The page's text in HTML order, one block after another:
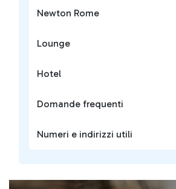
Newton Rome
Lounge
Hotel
Domande frequenti
Numeri e indirizzi utili